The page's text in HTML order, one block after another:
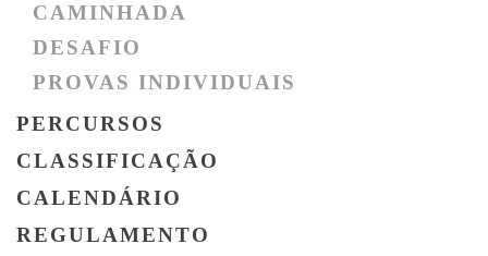
CAMINHADA
DESAFIO
PROVAS INDIVIDUAIS
PERCURSOS
CLASSIFICAÇÃO
CALENDÁRIO
REGULAMENTO
INSCRIÇÃO DESAFIO
PROVAS INDIVIDUAIS